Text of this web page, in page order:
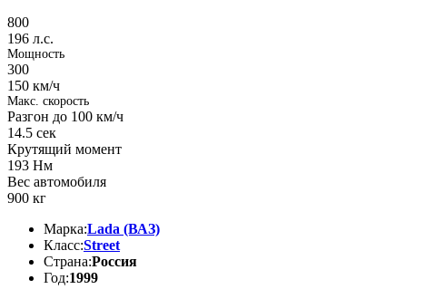
800
196 л.с.
Мощность
300
150 км/ч
Макс. скорость
Разгон до 100 км/ч
14.5 сек
Крутящий момент
193 Нм
Вес автомобиля
900 кг
Марка:Lada (ВАЗ)
Класс:Street
Страна:Россия
Год:1999